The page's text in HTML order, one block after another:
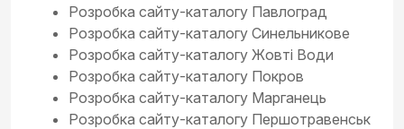
Розробка сайту-каталогу Павлоград
Розробка сайту-каталогу Синельникове
Розробка сайту-каталогу Жовті Води
Розробка сайту-каталогу Покров
Розробка сайту-каталогу Марганець
Розробка сайту-каталогу Першотравенськ